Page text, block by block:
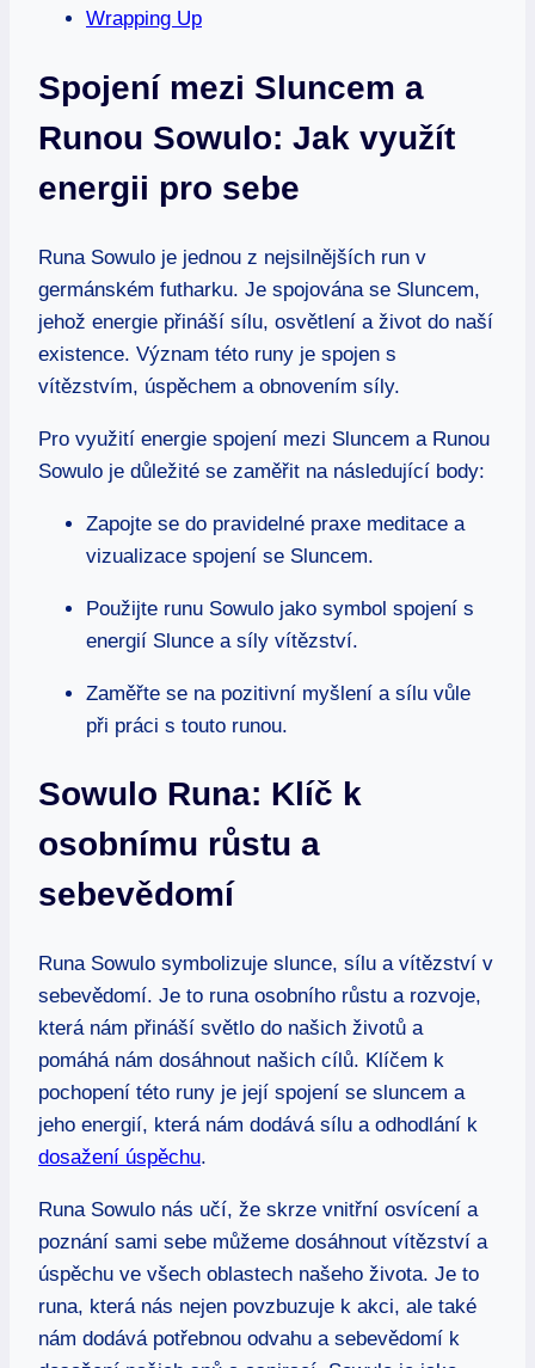
Wrapping Up
Spojení mezi Sluncem a
Runou Sowulo: Jak využít
energii pro sebe
Runa Sowulo je jednou z nejsilnějších run v
germánském futharku. Je spojována se Sluncem,
jehož energie přináší sílu, osvětlení a život do naší
existence. Význam této runy je spojen s
vítězstvím, úspěchem a obnovením síly.
Pro využití energie spojení mezi Sluncem a Runou
Sowulo je důležité se zaměřit na následující body:
Zapojte se do pravidelné praxe meditace a
vizualizace spojení se Sluncem.
Použijte runu Sowulo jako symbol spojení s
energií Slunce a síly vítězství.
Zaměřte se na pozitivní myšlení a sílu vůle
při práci s touto runou.
Sowulo Runa: Klíč k
osobnímu růstu a
sebevědomí
Runa Sowulo symbolizuje slunce, sílu a vítězství v
sebevědomí. Je to runa osobního růstu a rozvoje,
která nám přináší světlo do našich životů a
pomáhá nám dosáhnout našich cílů. Klíčem k
pochopení této runy je její spojení se sluncem a
jeho energií, která nám dodává sílu a odhodlání k
dosažení úspěchu.
Runa Sowulo nás učí, že skrze vnitřní osvícení a
poznání sami sebe můžeme dosáhnout vítězství a
úspěchu ve všech oblastech našeho života. Je to
runa, která nás nejen povzbuzuje k akci, ale také
nám dodává potřebnou odvahu a sebevědomí k